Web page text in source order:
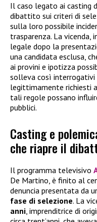
Il caso legato ai casting
dibattito sui criteri di
sulla loro possibile
trasparenza. La vicenda,
legale dopo la
una candidata esclusa,
ai provini e ipotizza
solleva così interrogativi
legittimamente richiesti
tali regole possano
pubblici.
Casting e
che riapre il
Il programma televisivo
De Martino, è finito al
denuncia presentata da
fase di selezione. La
anni , imprenditrice di